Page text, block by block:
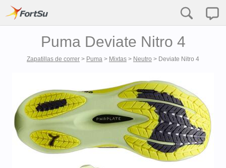
Puma Deviate Nitro 4
Zapatillas de correr > Puma > Mixtas > Neutro > Deviate Nitro 4